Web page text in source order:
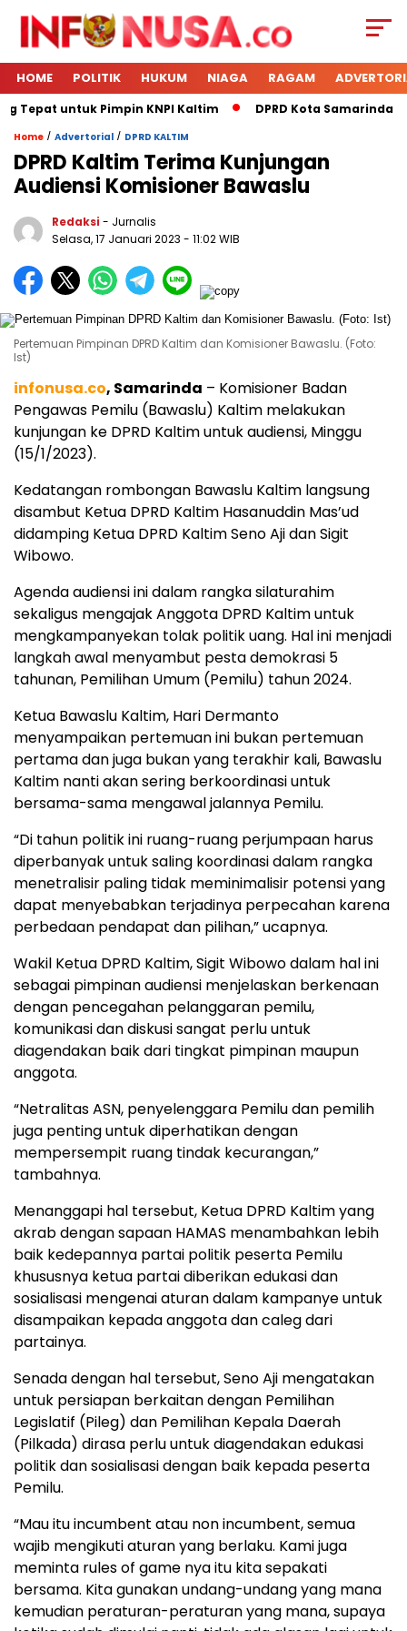
HOME POLITIK HUKUM NIAGA RAGAM
Tepat untuk Pimpin KNPI Kaltim DPRD Kota Samarinda
Home / Advertorial / DPRD KALTIM
DPRD Kaltim Terima Kunjungan
Audiensi Komisioner Bawaslu
Redaksi - Jurnalis
Selasa, 17 Januari 2023 - 11:02 WIB
Pertemuan Pimpinan DPRD Kaltim dan Komisioner Bawaslu. (Foto:
Ist)
infonusa.co, Samarinda – Komisioner Badan
Pengawas Pemilu (Bawaslu) Kaltim melakukan
kunjungan ke DPRD Kaltim untuk audiensi, Minggu
(15/1/2023).
Kedatangan rombongan Bawaslu Kaltim langsung
disambut Ketua DPRD Kaltim Hasanuddin Mas’ud
didamping Ketua DPRD Kaltim Seno Aji dan Sigit
Wibowo.
Agenda audiensi ini dalam rangka silaturahim
sekaligus mengajak Anggota DPRD Kaltim untuk
mengkampanyekan tolak politik uang. Hal ini menjadi
langkah awal menyambut pesta demokrasi 5
tahunan, Pemilihan Umum (Pemilu) tahun 2024.
Ketua Bawaslu Kaltim, Hari Dermanto
menyampaikan pertemuan ini bukan pertemuan
pertama dan juga bukan yang terakhir kali, Bawaslu
Kaltim nanti akan sering berkoordinasi untuk
bersama-sama mengawal jalannya Pemilu.
“Di tahun politik ini ruang-ruang perjumpaan harus
diperbanyak untuk saling koordinasi dalam rangka
menetralisir paling tidak meminimalisir potensi yang
dapat menyebabkan terjadinya perpecahan karena
perbedaan pendapat dan pilihan,” ucapnya.
Wakil Ketua DPRD Kaltim, Sigit Wibowo dalam hal ini
sebagai pimpinan audiensi menjelaskan berkenaan
dengan pencegahan pelanggaran pemilu,
komunikasi dan diskusi sangat perlu untuk
diagendakan baik dari tingkat pimpinan maupun
anggota.
“Netralitas ASN, penyelenggara Pemilu dan pemilih
juga penting untuk diperhatikan dengan
mempersempit ruang tindak kecurangan,”
tambahnya.
Menanggapi hal tersebut, Ketua DPRD Kaltim yang
akrab dengan sapaan HAMAS menambahkan lebih
baik kedepannya partai politik peserta Pemilu
khususnya ketua partai diberikan edukasi dan
sosialisasi mengenai aturan dalam kampanye untuk
disampaikan kepada anggota dan caleg dari
partainya.
Senada dengan hal tersebut, Seno Aji mengatakan
untuk persiapan berkaitan dengan Pemilihan
Legislatif (Pileg) dan Pemilihan Kepala Daerah
(Pilkada) dirasa perlu untuk diagendakan edukasi
politik dan sosialisasi dengan baik kepada peserta
Pemilu.
“Mau itu incumbent atau non incumbent, semua
wajib mengikuti aturan yang berlaku. Kami juga
meminta rules of game nya itu kita sepakati
bersama. Kita gunakan undang-undang yang mana
kemudian peraturan-peraturan yang mana, supaya